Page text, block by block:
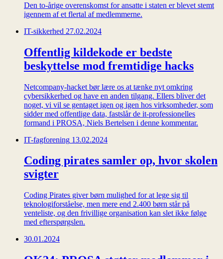
Den to-årige overenskomst for ansatte i staten er blevet stemt
igennem af et flertal af medlemmerne.
IT-sikkerhed 27.02.2024
Offentlig kildekode er bedste
beskyttelse mod fremtidige hacks
Netcompany-hacket bør lære os at tænke nyt omkring
cybersikkerhed og have en anden tilgang. Ellers bliver det
noget, vi vil se gentaget igen og igen hos virksomheder, som
sidder med offentlige data, fastslår de it-professionelles
formand i PROSA, Niels Bertelsen i denne kommentar.
IT-fagforening 13.02.2024
Coding pirates samler op, hvor skolen
svigter
Coding Pirates giver børn mulighed for at lege sig til
teknologiforståelse, men mere end 2.400 børn står på
venteliste, og den frivillige organisation kan slet ikke følge
med efterspørgslen.
30.01.2024